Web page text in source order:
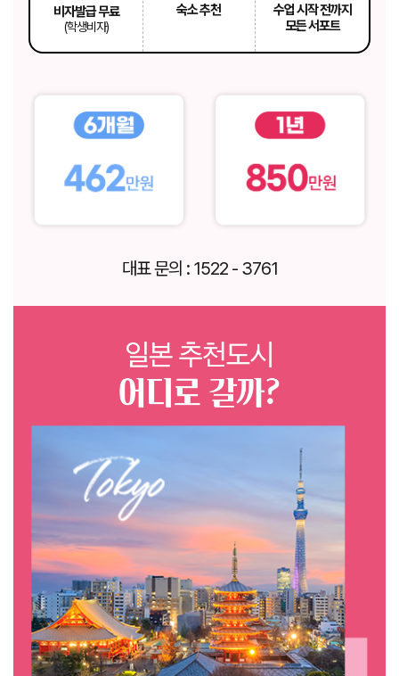
비자발급 무료
(학생비자)
숙소 추천
수업 시작 전까지
모든 서포트
대표 문의 : 1522 - 3761